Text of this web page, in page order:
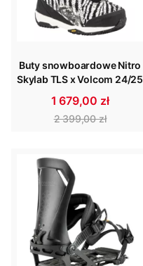
Buty snowboardowe Nitro
Skylab TLS x Volcom 24/25
1 679,00 zł
2 399,00 zł